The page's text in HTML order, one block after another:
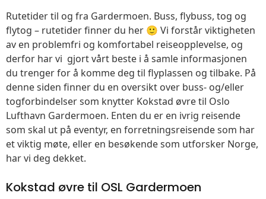
Rutetider til og fra Gardermoen. Buss, flybuss, tog og
flytog – rutetider finner du her 🙂 Vi forstår viktigheten
av en problemfri og komfortabel reiseopplevelse, og
derfor har vi gjort vårt beste i å samle informasjonen
du trenger for å komme deg til flyplassen og tilbake. På
denne siden finner du en oversikt over buss- og/eller
togforbindelser som knytter Kokstad øvre til Oslo
Lufthavn Gardermoen. Enten du er en ivrig reisende
som skal ut på eventyr, en forretningsreisende som har
et viktig møte, eller en besøkende som utforsker Norge,
har vi deg dekket.
Kokstad øvre til OSL Gardermoen